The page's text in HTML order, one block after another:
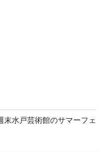
末水戸芸術館のサマーフェ